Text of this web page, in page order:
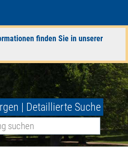
finden Sie in unserer
| Detaillierte Suche